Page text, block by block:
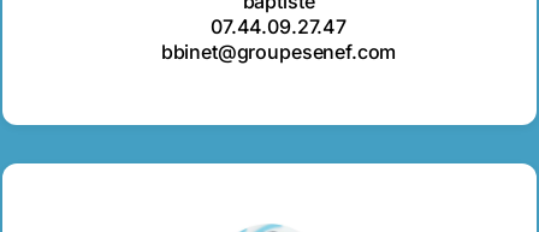
07.44.09.27.47
bbinet@groupesenef.com